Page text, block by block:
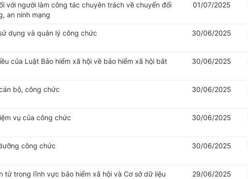
với người làm công tác chuyên trách về chuyển đổi
an ninh mạng
01/07/2025
dụng và quản lý công chức 30/06/2025
của Luật Bảo hiểm xã hội về bảo hiểm xã hội bắt
30/06/2025
bộ, công chức 30/06/2025
vụ của công chức 30/06/2025
công chức 30/06/2025
tử trong lĩnh vực bảo hiểm xã hội và Cơ sở dữ liệu
29/06/2025